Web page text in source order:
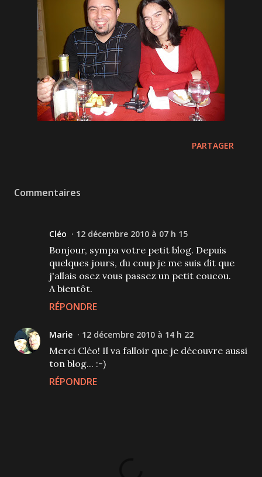
PARTAGER
Commentaires
Cléo 12 décembre 2010 à 07 h 15
Bonjour, sympa votre petit blog. Depuis
quelques jours, du coup je me suis dit que
j'allais osez vous passez un petit coucou.
A bientôt.
RÉPONDRE
Marie 12 décembre 2010 à 14 h 22
Merci Cléo! Il va falloir que je découvre aussi
ton blog... :-)
RÉPONDRE